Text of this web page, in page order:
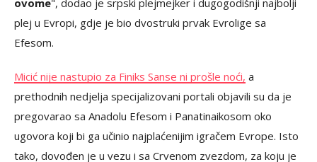
ovome", dodao je srpski plejmejker i dugogodišnji najbolji
plej u Evropi, gdje je bio dvostruki prvak Evrolige sa
Efesom.
Micić nije nastupio za Finiks Sanse ni prošle noći, a
prethodnih nedjelja specijalizovani portali objavili su da je
pregovarao sa Anadolu Efesom i Panatinaikosom oko
ugovora koji bi ga učinio najplaćenijim igračem Evrope. Isto
tako, dovođen je u vezu i sa Crvenom zvezdom, za koju je